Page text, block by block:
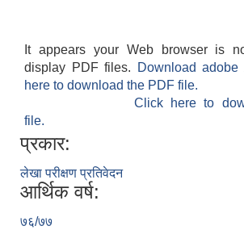
It appears your Web browser is
display PDF files.
Download
here to download the PDF file.
Click here to
file.
प्रकार:
लेखा परीक्षण प्रतिवेदन
आर्थिक वर्ष:
७६/७७